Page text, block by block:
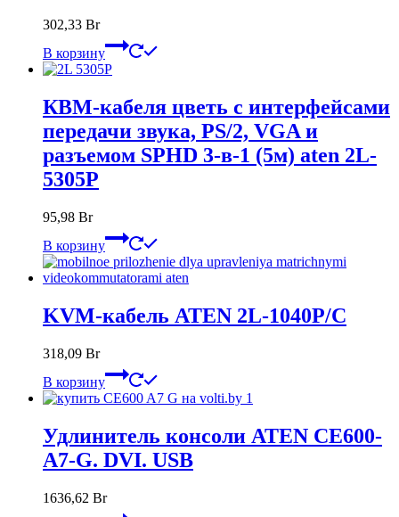
302,33 Br
В корзину
КВМ-кабеля цветь с интерфейсами
передачи звука, PS/2, VGA и
разъемом SPHD 3-в-1 (5м) aten 2L-
5305P
95,98 Br
В корзину
KVM-кабель ATEN 2L-1040P/C
318,09 Br
В корзину
Удлинитель консоли ATEN CE600-
A7-G. DVI. USB
1636,62 Br